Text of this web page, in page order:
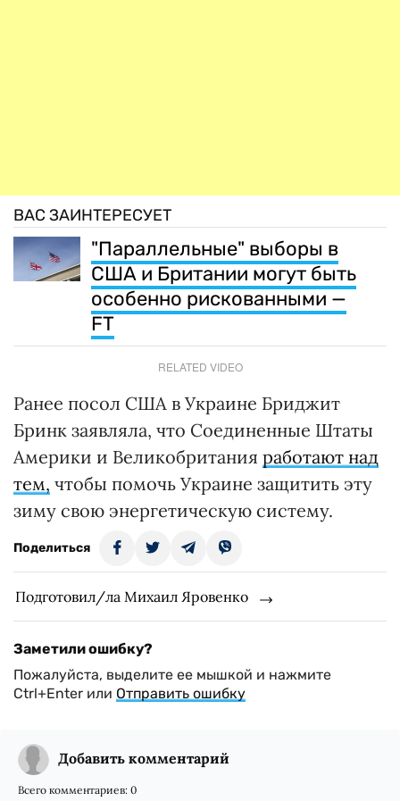
ВАС ЗАИНТЕРЕСУЕТ
"Параллельные" выборы в
США и Британии могут быть
особенно рискованными —
FT
RELATED VIDEO
Ранее посол США в Украине Бриджит
Бринк заявляла, что Соединенные Штаты
Америки и Великобритания работают над
тем, чтобы помочь Украине защитить эту
зиму свою энергетическую систему.
Поделиться
Подготовил/ла Михаил Яровенко
Заметили ошибку?
Пожалуйста, выделите ее мышкой и нажмите
Ctrl+Enter или Отправить ошибку
Добавить комментарий
Всего комментариев: 0